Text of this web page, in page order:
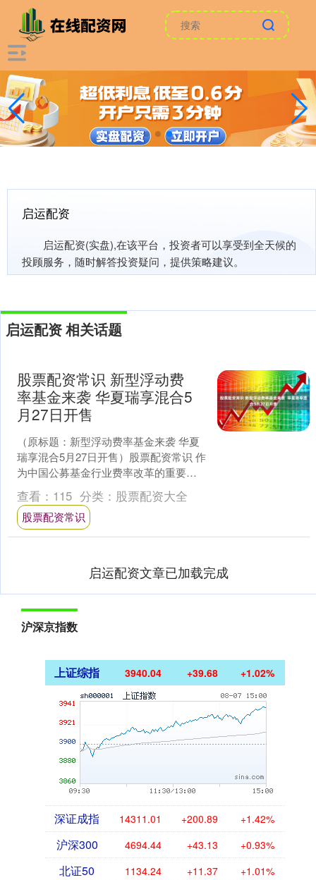
启运配资
启运配资(实盘),在该平台，投资者可以享受到全天候的
投顾服务，随时解答投资疑问，提供策略建议。
启运配资 相关话题
股票配资常识 新型浮动费
率基金来袭 华夏瑞享混合5
月27日开售
（原标题：新型浮动费率基金来袭 华夏
瑞享混合5月27日开售）股票配资常识 作
为中国公募基金行业费率改革的重要实
践，华夏基金旗下首只新型浮动费率基
金——华夏瑞享回....
查看： 115 分类： 股票配资大全
股票配资常识
启运配资文章已加载完成
沪深京指数
上证综指 3940.04 +39.68 +1.02%
深证成指 14311.01 +200.89 +1.42%
沪深300 4694.44 +43.13 +0.93%
北证50 1134.24 +11.37 +1.01%